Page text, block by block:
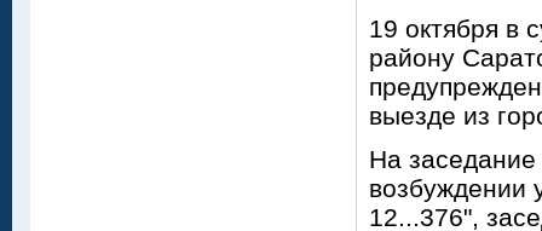
19 октября в
району
выезде из
На
возбуждении
12...376",